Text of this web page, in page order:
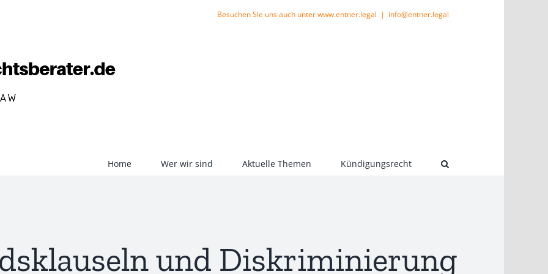
Besuchen Sie uns auch unter www.entner.legal | info@entner.legal
Home Wer wir sind Aktuelle Themen Kündigungsrecht
und Diskriminierung